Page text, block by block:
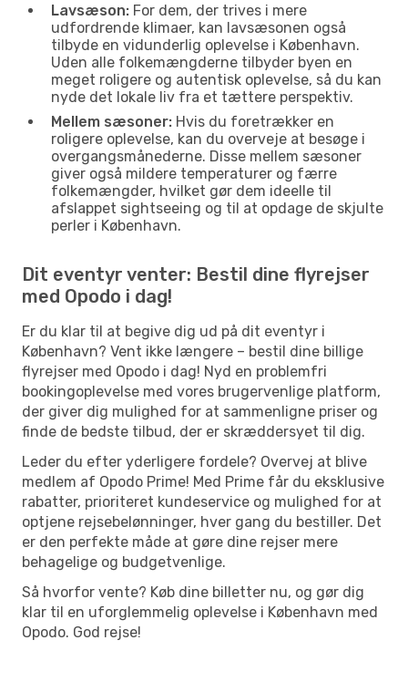
Lavsæson: For dem, der trives i mere
udfordrende klimaer, kan lavsæsonen også
tilbyde en vidunderlig oplevelse i København.
Uden alle folkemængderne tilbyder byen en
meget roligere og autentisk oplevelse, så du kan
nyde det lokale liv fra et tættere perspektiv.
Mellem sæsoner: Hvis du foretrækker en
roligere oplevelse, kan du overveje at besøge i
overgangsmånederne. Disse mellem sæsoner
giver også mildere temperaturer og færre
folkemængder, hvilket gør dem ideelle til
afslappet sightseeing og til at opdage de skjulte
perler i København.
Dit eventyr venter: Bestil dine flyrejser
med Opodo i dag!
Er du klar til at begive dig ud på dit eventyr i
København? Vent ikke længere – bestil dine billige
flyrejser med Opodo i dag! Nyd en problemfri
bookingoplevelse med vores brugervenlige platform,
der giver dig mulighed for at sammenligne priser og
finde de bedste tilbud, der er skræddersyet til dig.
Leder du efter yderligere fordele? Overvej at blive
medlem af Opodo Prime! Med Prime får du eksklusive
rabatter, prioriteret kundeservice og mulighed for at
optjene rejsebelønninger, hver gang du bestiller. Det
er den perfekte måde at gøre dine rejser mere
behagelige og budgetvenlige.
Så hvorfor vente? Køb dine billetter nu, og gør dig
klar til en uforglemmelig oplevelse i København med
Opodo. God rejse!